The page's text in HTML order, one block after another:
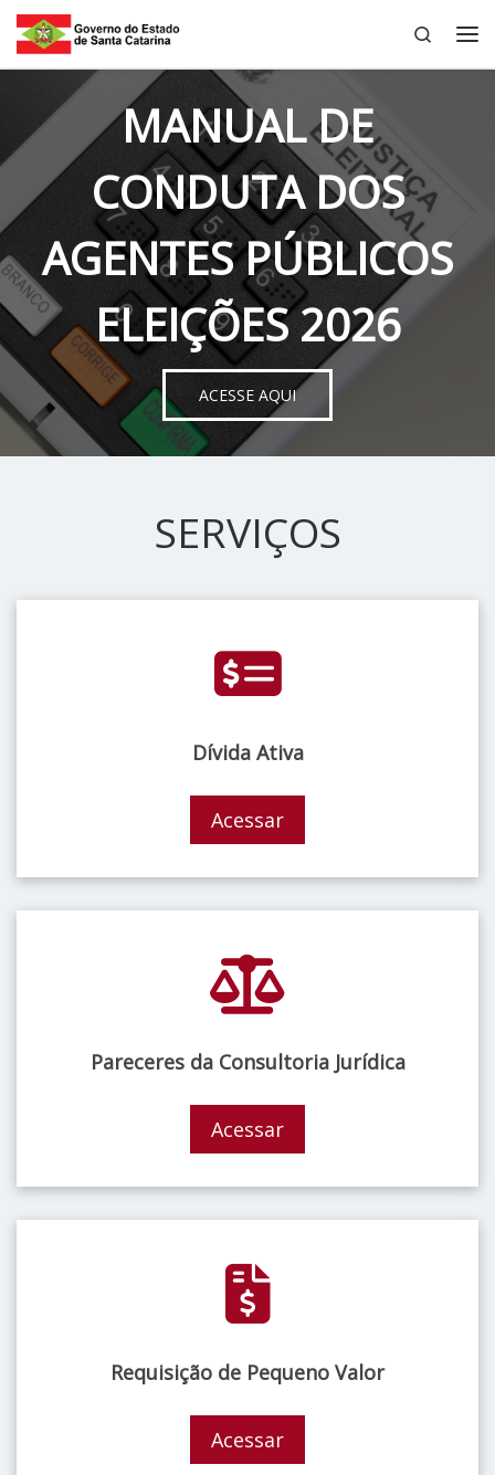
Skip to content
Search
MANUAL DE
CONDUTA DOS
AGENTES PÚBLICOS
ELEIÇÕES 2026
ACESSE AQUI
SERVIÇOS
Dívida Ativa
Acessar
Pareceres da Consultoria Jurídica
Acessar
Requisição de Pequeno Valor
Acessar